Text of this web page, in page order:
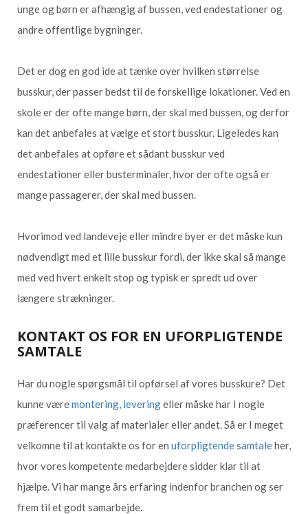
unge og børn er afhængig af bussen, ved endestationer og
andre offentlige bygninger.
Det er dog en god ide at tænke over hvilken størrelse
busskur, der passer bedst til de forskellige lokationer. Ved en
skole er der ofte mange børn, der skal med bussen, og derfor
kan det anbefales at vælge et stort busskur. Ligeledes kan
det anbefales at opføre et sådant busskur ved
endestationer eller busterminaler, hvor der ofte også er
mange passagerer, der skal med bussen.
Hvorimod ved landeveje eller mindre byer er det måske kun
nødvendigt med et lille busskur fordi, der ikke skal så mange
med ved hvert enkelt stop og typisk er spredt ud over
længere strækninger.
KONTAKT OS FOR EN UFORPLIGTENDE
SAMTALE
Har du nogle spørgsmål til opførsel af vores busskure? Det
kunne væremontering, leveringeller måske har I nogle
præferencer til valg af materialer eller andet. Så er I meget
velkomne til at kontakte os for en uforpligtende samtaleher,
hvor vores kompetente medarbejdere sidder klar til at
hjælpe. Vi har mange års erfaring indenfor branchen og ser
frem til et godt samarbejde.